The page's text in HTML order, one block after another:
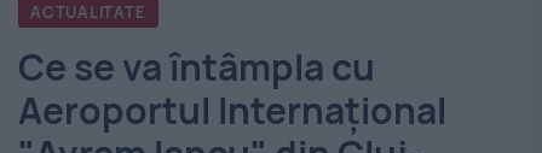
România
-
Evenimentul
ACTUALITATE
Ce se va întâmpla cu
Aeroportul Internațional